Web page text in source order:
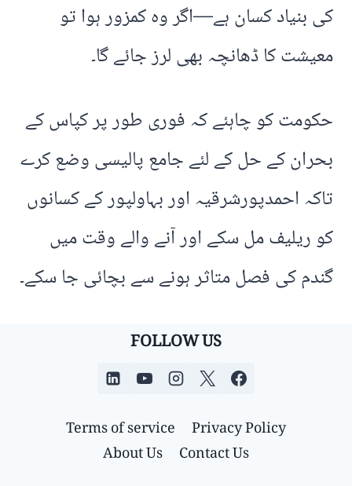
کی بنیاد کسان ہے—اگر وہ کمزور ہوا تو
معیشت کا ڈھانچہ بھی لرز جائے گا۔
حکومت کو چاہئے کہ فوری طور پر کپاس کے
بحران کے حل کے لئے جامع پالیسی وضع کرے
تاکہ احمدپورشرقیہ اور بہاولپور کے کسانوں
کو ریلیف مل سکے اور آنے والے وقت میں
گندم کی فصل متاثر ہونے سے بچائی جا سکے۔
FOLLOW US
Privacy Policy
Terms of service
Contact Us
About Us